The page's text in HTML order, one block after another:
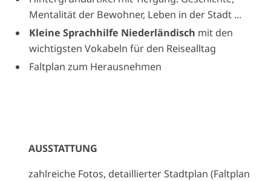
Mentalität der Bewohner, Leben in der Stadt ...
Kleine Sprachhilfe Niederländisch mit den
wichtigsten Vokabeln für den Reisealltag
Faltplan zum Herausnehmen
AUSSTATTUNG
zahlreiche Fotos, detaillierter Stadtplan (Faltplan